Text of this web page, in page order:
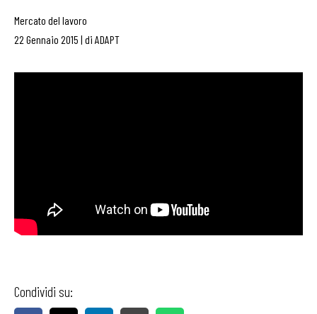
Mercato del lavoro
22 Gennaio 2015 | di ADAPT
Condividi su: